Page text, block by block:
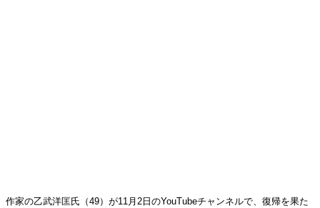
作家の乙武洋匡氏（49）が11月2日のYouTubeチャンネルで、復帰を果た